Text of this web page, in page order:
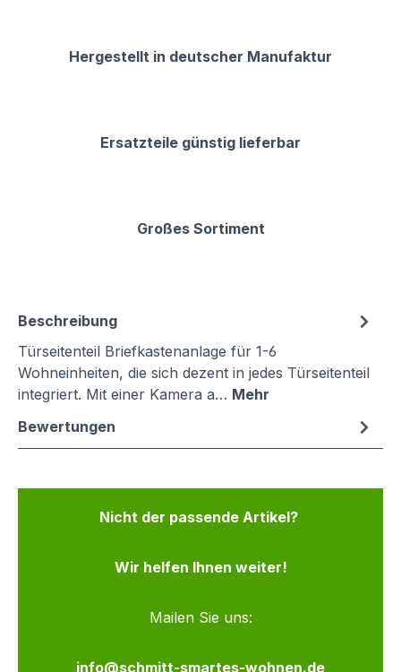
Hergestellt in deutscher Manufaktur
Ersatzteile günstig lieferbar
Großes Sortiment
Beschreibung
Türseitenteil Briefkastenanlage für 1-6
Wohneinheiten, die sich dezent in jedes Türseitenteil
integriert. Mit einer Kamera a… Mehr
Bewertungen
Nicht der passende Artikel?
Wir helfen Ihnen weiter!
Mailen Sie uns:
info@schmitt-smartes-wohnen.de